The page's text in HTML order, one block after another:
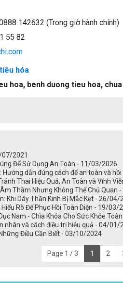
142632 (Trong giờ hành chính)
55 82
hóa
hoa, benh duong tieu hoa,
07/2021
Để Sử Dụng An Toàn - 11/03/2026
dẫn đúng cách để an toàn và
Thai Hiệu Quả, An Toàn và Vĩnh
Thầm Nhưng Không Thể Chủ Quan
Khi Dây Thần Kinh Bị Mắc Kẹt - 26/04/
Rõ Để Phục Hồi Toàn Diện - 19/03/
Nam - Chìa Khóa Cho Sức Khỏe
nhân và cách điều trị hiệu quả - 04/01/
Điều Cần Biết - 03/10/2024
Page 1 / 3 1 2